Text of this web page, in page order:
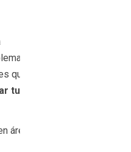
es
que
tu